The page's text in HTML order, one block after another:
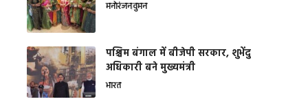
मनोरंजनवुमन
पश्चिम बंगाल में बीजेपी सरकार, शुभेंदु
अधिकारी बने मुख्यमंत्री
भारत